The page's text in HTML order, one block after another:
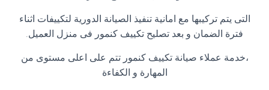
التى يتم تركيبها مع امانية تنفيذ الصيانة الدورية لتكييفات اثناء
فترة الضمان و بعد تصليح تكييف كنمور فى منزل العميل.
،خدمة عملاء صيانة تكييف كنمور تتم على اعلى مستوى من
المهارة و الكفاءة